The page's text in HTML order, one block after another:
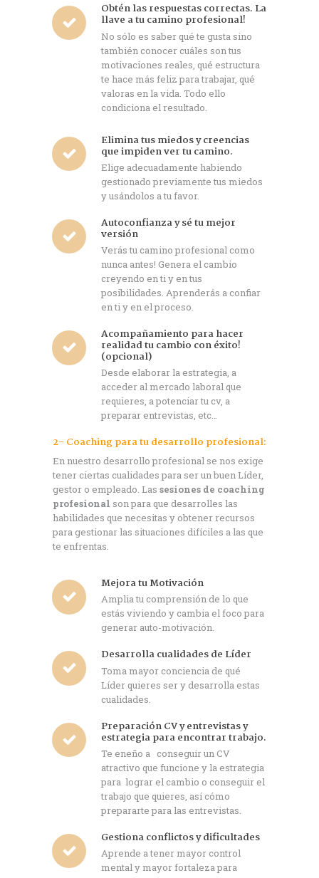
Obtén las respuestas correctas. La
llave a tu camino profesional!
No sólo es saber qué te gusta sino
también conocer cuáles son tus
motivaciones reales, qué estructura
te hace más feliz para trabajar, qué
valoras en la vida. Todo ello
condiciona el resultado.
Elimina tus miedos y creencias
que impiden ver tu camino.
Elige adecuadamente habiendo
gestionado previamente tus miedos
y usándolos a tu favor.
Autoconfianza y sé tu mejor
versión
Verás tu camino profesional como
nunca antes! Genera el cambio
creyendo en ti y en tus
posibilidades. Aprenderás a confiar
en ti y en el proceso.
Acompañamiento para hacer
realidad tu cambio con éxito!
(opcional)
Desde elaborar la estrategia, a
acceder al mercado laboral que
requieres, a potenciar tu cv, a
preparar entrevistas, etc…
2- Coaching para tu desarrollo profesional:
En nuestro desarrollo profesional se nos exige
tener ciertas cualidades para ser un buen Líder,
gestor o empleado. Las sesiones de coaching
profesional son para que desarrolles las
habilidades que necesitas y obtener recursos
para gestionar las situaciones difíciles a las que
te enfrentas.
Mejora tu Motivación
Amplia tu comprensión de lo que
estás viviendo y cambia el foco para
generar auto-motivación.
Desarrolla cualidades de Líder
Toma mayor conciencia de qué
Líder quieres ser y desarrolla estas
cualidades.
Preparación CV y entrevistas y
estrategia para encontrar trabajo.
Te eneño a conseguir un CV
atractivo que funcione y la estrategia
para lograr el cambio o conseguir el
trabajo que quieres, así cómo
prepararte para las entrevistas.
Gestiona conflictos y dificultades
Aprende a tener mayor control
mental y mayor fortaleza para